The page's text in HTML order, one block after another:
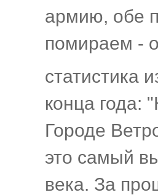
армию, обе
помираем -
статистика
конца года:
Городе
это самый
века. За